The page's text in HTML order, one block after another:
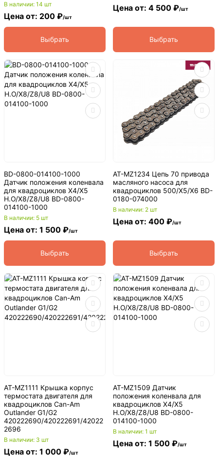
В наличии: 14 шт
Цена от: 200 ₽/шт
Выбрать
Цена от: 4 500 ₽/шт
Выбрать
BD-0800-014100-1000
Датчик положения коленвала
для квадроциклов X4/X5
H.O/X8/Z8/U8 BD-0800-
014100-1000
В наличии: 5 шт
Цена от: 1 500 ₽/шт
Выбрать
AT-MZ1234 Цепь 70 привода
масляного насоса для
квадроциклов 500/X5/X6 BD-
0180-074000
В наличии: 2 шт
Цена от: 400 ₽/шт
Выбрать
AT-MZ1111 Крышка корпус
термостата двигателя для
квадроциклов Can-Am
Outlander G1/G2
420222690/420222691/42022
2696
В наличии: 3 шт
Цена от: 1 000 ₽/шт
AT-MZ1509 Датчик
положения коленвала для
квадроциклов X4/X5
H.O/X8/Z8/U8 BD-0800-
014100-1000
В наличии: 1 шт
Цена от: 1 500 ₽/шт